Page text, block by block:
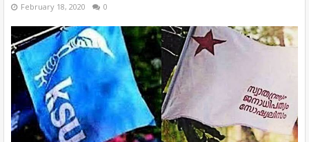
February 18, 2020 0